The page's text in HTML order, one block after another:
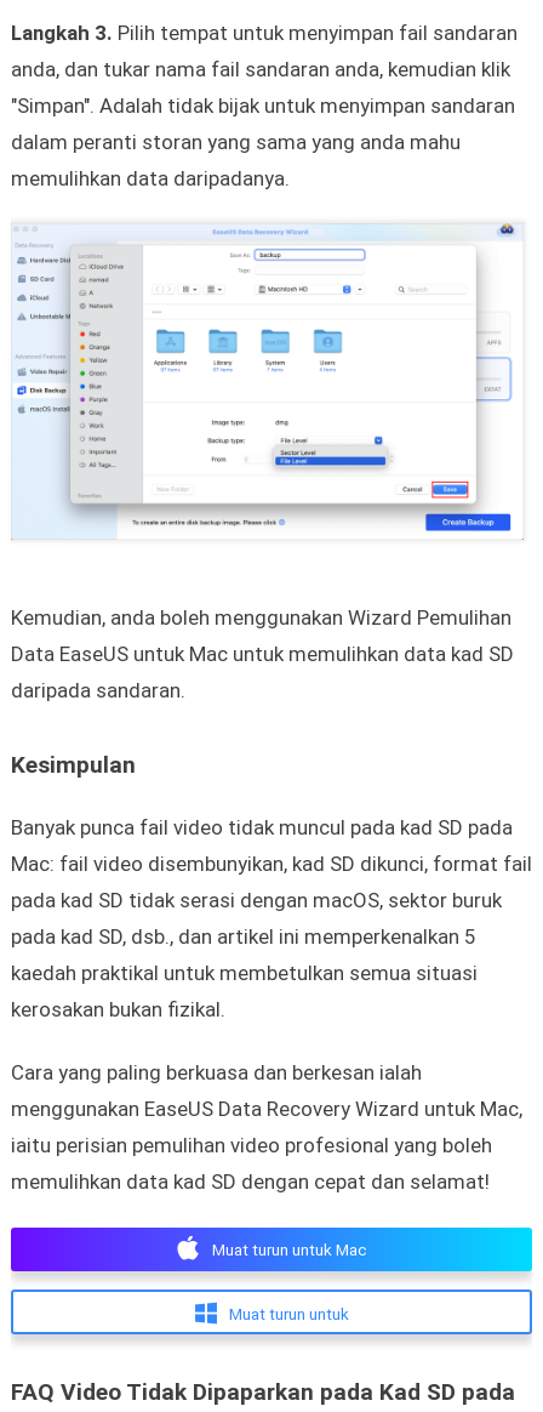
Langkah 3. Pilih tempat untuk menyimpan fail sandaran
anda, dan tukar nama fail sandaran anda, kemudian klik
"Simpan". Adalah tidak bijak untuk menyimpan sandaran
dalam peranti storan yang sama yang anda mahu
memulihkan data daripadanya.
Kemudian, anda boleh menggunakan Wizard Pemulihan
Data EaseUS untuk Mac untuk memulihkan data kad SD
daripada sandaran.
Kesimpulan
Banyak punca fail video tidak muncul pada kad SD pada
Mac: fail video disembunyikan, kad SD dikunci, format fail
pada kad SD tidak serasi dengan macOS, sektor buruk
pada kad SD, dsb., dan artikel ini memperkenalkan 5
kaedah praktikal untuk membetulkan semua situasi
kerosakan bukan fizikal.
Cara yang paling berkuasa dan berkesan ialah
menggunakan EaseUS Data Recovery Wizard untuk Mac,
iaitu perisian pemulihan video profesional yang boleh
memulihkan data kad SD dengan cepat dan selamat!
Muat turun untuk Mac
Muat turun untuk
FAQ Video Tidak Dipaparkan pada Kad SD pada